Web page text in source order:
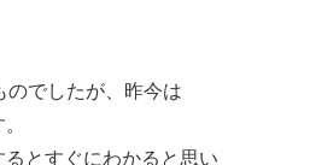
のでしたが、昨今は
とすぐにわかると思い